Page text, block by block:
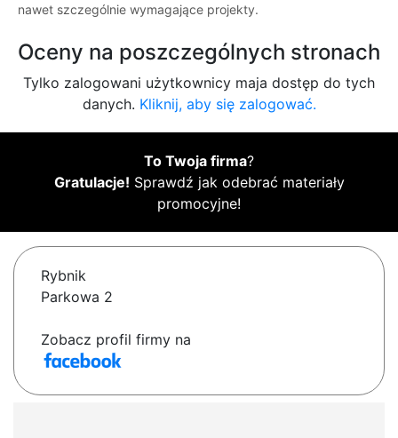
nawet szczególnie wymagające projekty.
Oceny na poszczególnych stronach
Tylko zalogowani użytkownicy maja dostęp do tych
danych. Kliknij, aby się zalogować.
To Twoja firma?
Gratulacje! Sprawdź jak odebrać materiały
promocyjne!
Rybnik
Parkowa 2
Zobacz profil firmy na